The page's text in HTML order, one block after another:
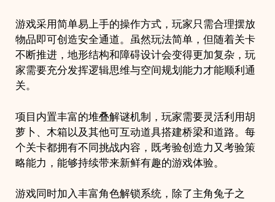
游戏采用简单易上手的操作方式，玩家只需合理摆放
物品即可创造安全通道。虽然玩法简单，但随着关卡
不断推进，地形结构和障碍设计会变得更加复杂，玩
家需要充分发挥逻辑思维与空间规划能力才能顺利通
关。
项目内置丰富的堆叠解谜机制，玩家需要灵活利用胡
萝卜、木箱以及其他可互动道具搭建桥梁和道路。每
个关卡都拥有不同挑战内容，既考验创造力又考验策
略能力，能够持续带来新鲜有趣的游戏体验。
游戏同时加入丰富角色解锁系统，除了主角兔子之